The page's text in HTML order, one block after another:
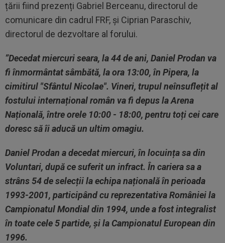
țării fiind prezenți Gabriel Berceanu, directorul de
comunicare din cadrul FRF, și Ciprian Paraschiv,
directorul de dezvoltare al forului.
”Decedat miercuri seara, la 44 de ani, Daniel Prodan va
fi înmormântat sâmbătă, la ora 13:00, în Pipera, la
cimitirul "Sfântul Nicolae". Vineri, trupul neînsuflețit al
fostului internațional român va fi depus la Arena
Națională, între orele 10:00 - 18:00, pentru toți cei care
doresc să îi aducă un ultim omagiu.
Daniel Prodan a decedat miercuri, în locuința sa din
Voluntari, după ce suferit un infract. În cariera sa a
strâns 54 de selecții la echipa națională în perioada
1993-2001, participând cu reprezentativa României la
Campionatul Mondial din 1994, unde a fost integralist
în toate cele 5 partide, și la Campionatul European din
1996.